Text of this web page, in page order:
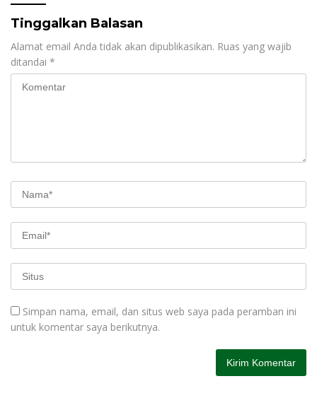
Tinggalkan Balasan
Alamat email Anda tidak akan dipublikasikan. Ruas yang wajib
ditandai *
Simpan nama, email, dan situs web saya pada peramban ini
untuk komentar saya berikutnya.